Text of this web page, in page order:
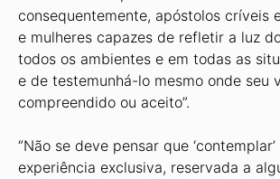
consequentemente, apóstolos críveis
e mulheres capazes de refletir a luz
todos os ambientes e em todas as
e de testemunhá-lo mesmo onde seu
compreendido ou aceito”.
“Não se deve pensar que
experiência exclusiva, reservada a